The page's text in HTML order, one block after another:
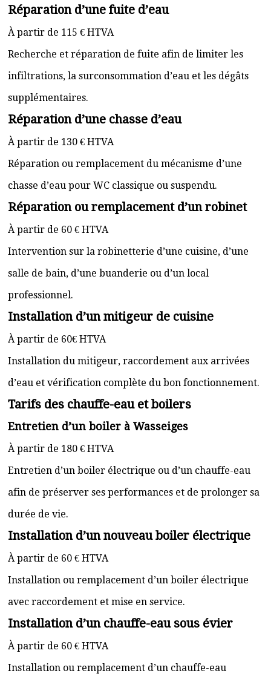
Réparation d’une fuite d’eau
À partir de 115 € HTVA
Recherche et réparation de fuite afin de limiter les
infiltrations, la surconsommation d’eau et les dégâts
supplémentaires.
Réparation d’une chasse d’eau
À partir de 130 € HTVA
Réparation ou remplacement du mécanisme d’une
chasse d’eau pour WC classique ou suspendu.
Réparation ou remplacement d’un robinet
À partir de 60 € HTVA
Intervention sur la robinetterie d’une cuisine, d’une
salle de bain, d’une buanderie ou d’un local
professionnel.
Installation d’un mitigeur de cuisine
À partir de 60€ HTVA
Installation du mitigeur, raccordement aux arrivées
d’eau et vérification complète du bon fonctionnement.
Tarifs des chauffe-eau et boilers
Entretien d’un boiler à Wasseiges
À partir de 180 € HTVA
Entretien d’un boiler électrique ou d’un chauffe-eau
afin de préserver ses performances et de prolonger sa
durée de vie.
Installation d’un nouveau boiler électrique
À partir de 60 € HTVA
Installation ou remplacement d’un boiler électrique
avec raccordement et mise en service.
Installation d’un chauffe-eau sous évier
À partir de 60 € HTVA
Installation ou remplacement d’un chauffe-eau